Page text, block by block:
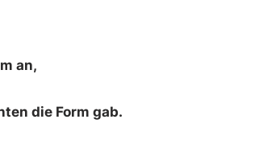
an,
die Form gab.